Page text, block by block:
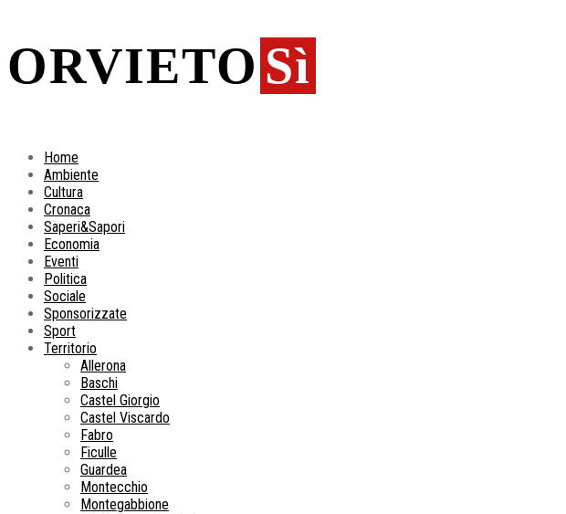
ORVIETO Sì
Home
Ambiente
Cultura
Cronaca
Saperi&Sapori
Economia
Eventi
Politica
Sociale
Sponsorizzate
Sport
Territorio
Allerona
Baschi
Castel Giorgio
Castel Viscardo
Fabro
Ficulle
Guardea
Montecchio
Montegabbione